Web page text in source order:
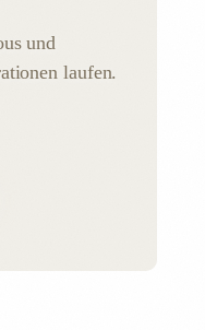
und
laufen.